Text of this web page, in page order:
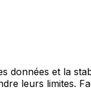
données et la
leurs limites.